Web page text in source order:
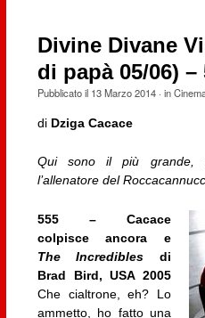
Divine Divane
di papà 05/06) –
Pubblicato il 13 Marzo 2014· in
di Dziga Cacace
Qui sono il più grande,
l’allenatore del
555 – Cacace
colpisce ancora e
The Incredibles di
Brad Bird, USA 2005
Che cialtrone, eh? Lo
ammetto, ho fatto una